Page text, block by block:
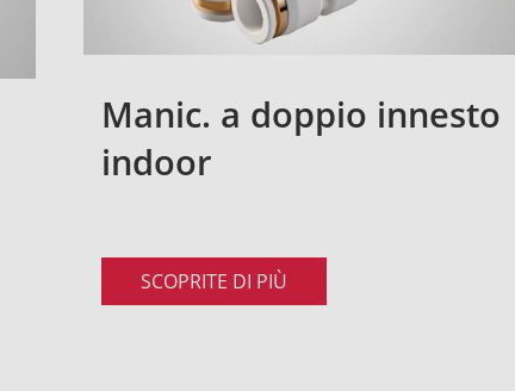
Manic. a doppio innesto
indoor
SCOPRITE DI PIÙ